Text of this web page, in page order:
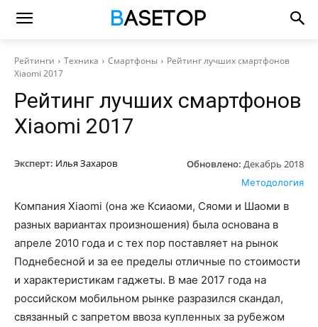
Рейтинги Техника Смартфоны
Рейтинг лучших смартфонов
Xiaomi 2017
Рейтинг лучших смартфонов
Xiaomi 2017
Эксперт: Илья Захаров Обновлено: Декабрь 2018
Методология
Компания Xiaomi (она же Ксиаоми, Сяоми и Шаоми в
разных вариантах произношения) была основана в
апреле 2010 года и с тех пор поставляет на рынок
Поднебесной и за ее пределы отличные по стоимости
и характеристикам гаджеты. В мае 2017 года на
российском мобильном рынке разразился скандал,
связанный с запретом ввоза купленных за рубежом